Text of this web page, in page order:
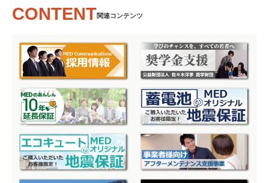
CONTENT関連コンテンツ